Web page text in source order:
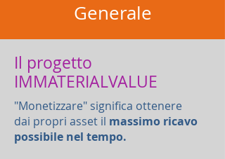
Generale
Il progetto
IMMATERIALVALUE
"Monetizzare" significa ottenere
dai propri asset il massimo ricavo
possibile nel tempo.